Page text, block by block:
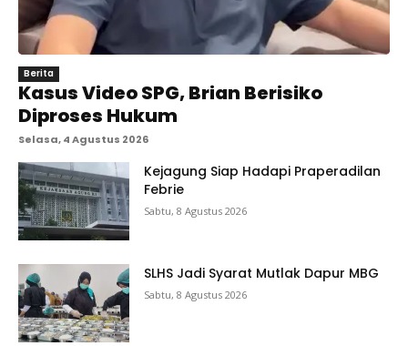
Berita
Kasus Video SPG, Brian Berisiko
Diproses Hukum
Selasa, 4 Agustus 2026
Kejagung Siap Hadapi Praperadilan
Febrie
Sabtu, 8 Agustus 2026
SLHS Jadi Syarat Mutlak Dapur MBG
Sabtu, 8 Agustus 2026